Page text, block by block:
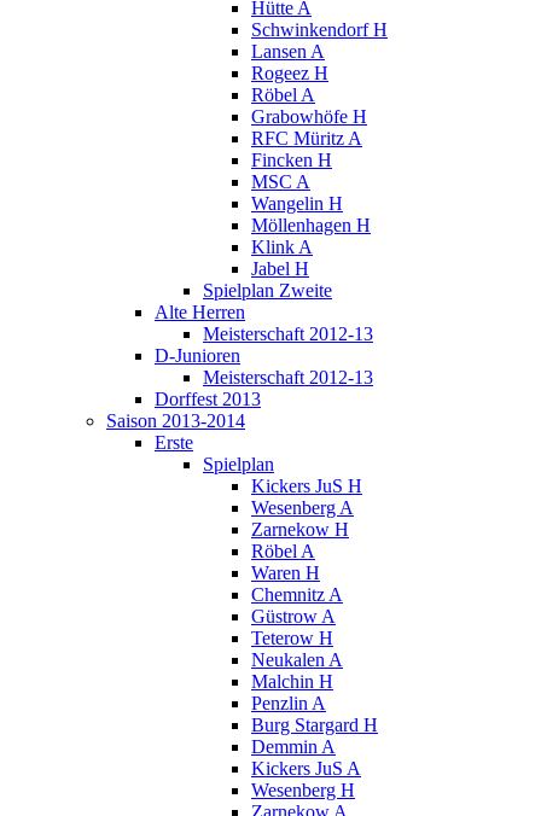
Hütte A
Schwinkendorf H
Lansen A
Rogeez H
Röbel A
Grabowhöfe H
RFC Müritz A
Fincken H
MSC A
Wangelin H
Möllenhagen H
Klink A
Jabel H
Spielplan Zweite
Alte Herren
Meisterschaft 2012-13
D-Junioren
Meisterschaft 2012-13
Dorffest 2013
Saison 2013-2014
Erste
Spielplan
Kickers JuS H
Wesenberg A
Zarnekow H
Röbel A
Waren H
Chemnitz A
Güstrow A
Teterow H
Neukalen A
Malchin H
Penzlin A
Burg Stargard H
Demmin A
Kickers JuS A
Wesenberg H